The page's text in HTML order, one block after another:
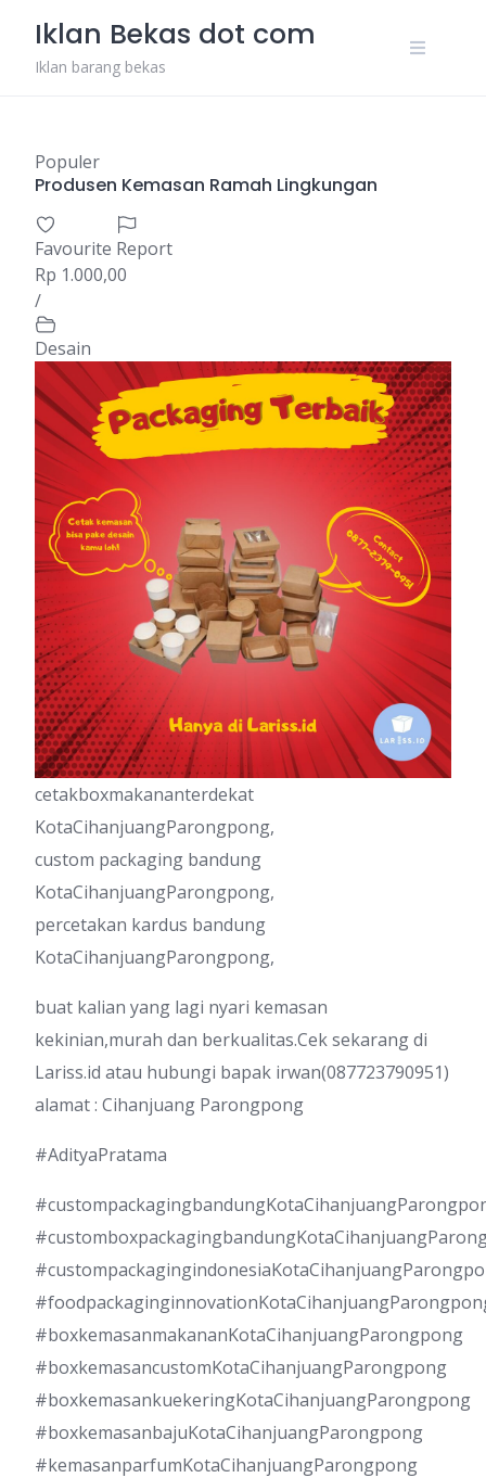
content
Iklan Bekas dot com
Iklan barang bekas
Populer
Produsen Kemasan Ramah Lingkungan
Favourite Report
Rp 1.000,00
/
Desain
cetakboxmakananterdekat
KotaCihanjuangParongpong,
custom packaging bandung
KotaCihanjuangParongpong,
percetakan kardus bandung
KotaCihanjuangParongpong,
buat kalian yang lagi nyari kemasan
kekinian,murah dan berkualitas.Cek sekarang di
Lariss.id atau hubungi bapak irwan(087723790951)
alamat : Cihanjuang Parongpong
#AdityaPratama
#boxkemasanmakananKotaCihanjuangParongpong
#boxkemasancustomKotaCihanjuangParongpong
#boxkemasankuekeringKotaCihanjuangParongpong
#boxkemasanbajuKotaCihanjuangParongpong
#kemasanparfumKotaCihanjuangParongpong